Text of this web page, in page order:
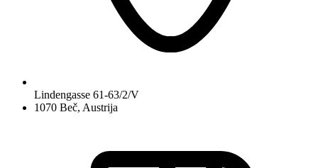
Lindengasse 61-63/2/V
1070 Beč, Austrija